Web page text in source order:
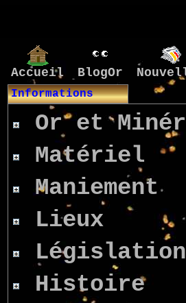
Accueil BlogOr
Informations
Or et
Matériel
Maniement
Lieux
Législation
Histoire